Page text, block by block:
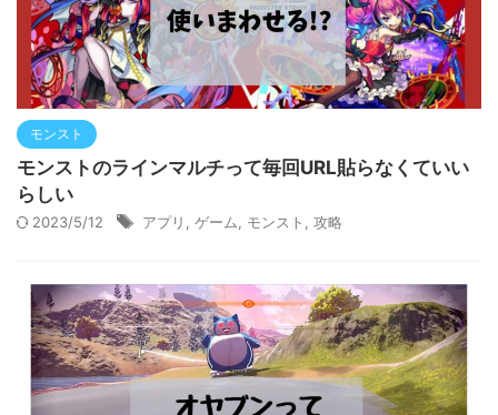
モンスト
モンストのラインマルチって毎回URL貼らなくていい
らしい
2023/5/12 アプリ ゲーム モンスト 攻略